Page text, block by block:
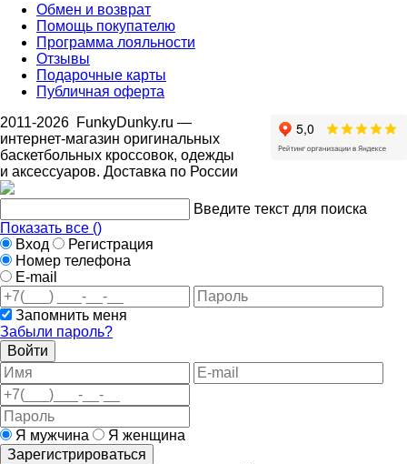
Обмен и возврат
Помощь покупателю
Программа лояльности
Отзывы
Подарочные карты
Публичная оферта
2011-2026 FunkyDunky.ru —
интернет-магазин оригинальных
баскетбольных кроссовок, одежды
и аксессуаров. Доставка по России
Введите текст для поиска
Показать все ()
Вход
Регистрация
Номер телефона
E-mail
Запомнить меня
Забыли пароль?
Войти
Я мужчина
Я женщина
Зарегистрироваться